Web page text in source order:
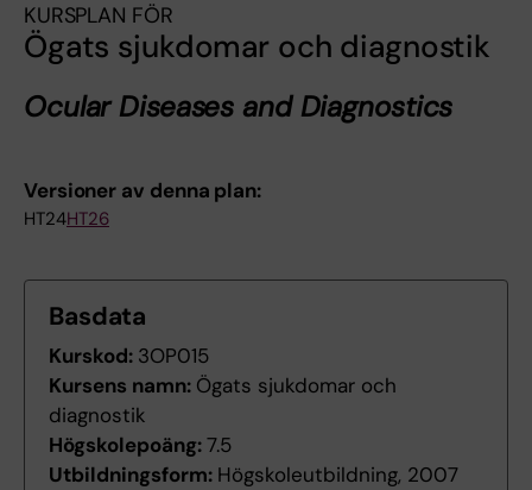
KURSPLAN FÖR
Ögats sjukdomar och diagnostik
Ocular Diseases and Diagnostics
Versioner av denna plan:
HT24HT26
Basdata
Kurskod: 3OP015
Kursens namn: Ögats sjukdomar och
diagnostik
Högskolepoäng:7.5
Utbildningsform: Högskoleutbildning, 2007